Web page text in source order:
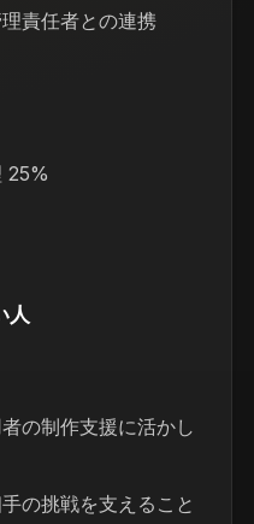
責任者との連携
25%
人
の制作支援に活かし
の挑戦を支えること